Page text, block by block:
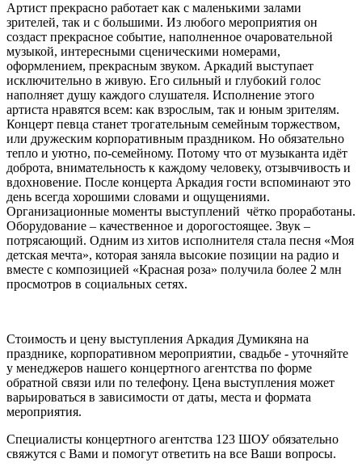
Артист прекрасно работает как с маленькими залами
зрителей, так и с большими. Из любого мероприятия он
создаст прекрасное событие, наполненное очаровательной
музыкой, интересными сценическими номерами,
оформлением, прекрасным звуком. Аркадий выступает
исключительно в живую. Его сильный и глубокий голос
наполняет душу каждого слушателя. Исполнение этого
артиста нравятся всем: как взрослым, так и юным зрителям.
Концерт певца станет трогательным семейным торжеством,
или дружеским корпоративным праздником. Но обязательно
тепло и уютно, по-семейному. Потому что от музыканта идёт
доброта, внимательность к каждому человеку, отзывчивость и
вдохновение. После концерта Аркадия гости вспоминают это
день всегда хорошими словами и ощущениями.
Организационные моменты выступлений чётко проработаны.
Оборудование – качественное и дорогостоящее. Звук –
потрясающий. Одним из хитов исполнителя стала песня «Моя
детская мечта», которая заняла высокие позиции на радио и
вместе с композицией «Красная роза» получила более 2 млн
просмотров в социальных сетях.
Стоимость и цену выступления Аркадия Думикяна на
празднике, корпоративном мероприятии, свадьбе - уточняйте
у менеджеров нашего концертного агентства по форме
обратной связи или по телефону. Цена выступления может
варьироваться в зависимости от даты, места и формата
мероприятия.
Специалисты концертного агентства 123 ШОУ обязательно
свяжутся с Вами и помогут ответить на все Ваши вопросы.